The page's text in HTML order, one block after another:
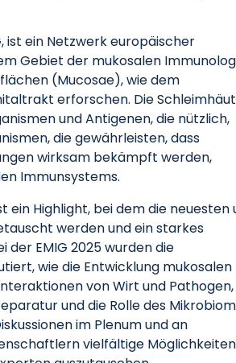
ist ein Netzwerk europäischer
Gebiet der mukosalen
(Mucosae), wie dem
erforschen. Die
und Antigenen, die nützlich,
die gewährleisten, dass
wirksam bekämpft werden,
Immunsystems.
ein Highlight, bei dem die neuesten
werden und ein starkes
EMIG 2025 wurden die
wie die Entwicklung mukosalen
von Wirt und Pathogen,
und die Rolle des
im Plenum und an
vielfältige Möglichkeiten